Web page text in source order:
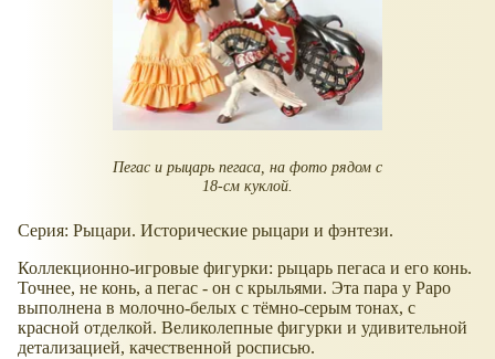
Пегас и рыцарь пегаса, на фото рядом с
18-см куклой.
Серия: Рыцари. Исторические рыцари и фэнтези.
Коллекционно-игровые фигурки: рыцарь пегаса и его конь.
Точнее, не конь, а пегас - он с крыльями. Эта пара у Papo
выполнена в молочно-белых с тёмно-серым тонах, с
красной отделкой. Великолепные фигурки и удивительной
детализацией, качественной росписью.